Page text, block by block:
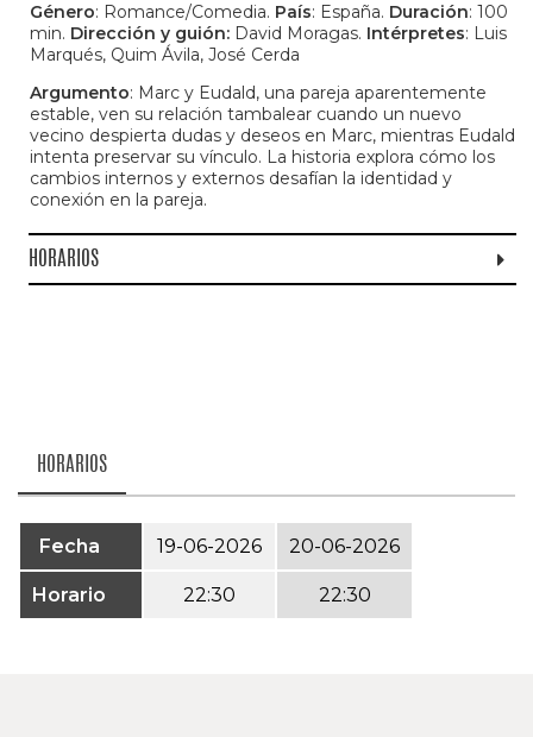
Género: Romance/Comedia. País: España. Duración: 100
min. Dirección y guión: David Moragas. Intérpretes: Luis
Marqués, Quim Ávila, José Cerda
Argumento: Marc y Eudald, una pareja aparentemente
estable, ven su relación tambalear cuando un nuevo
vecino despierta dudas y deseos en Marc, mientras Eudald
intenta preservar su vínculo. La historia explora cómo los
cambios internos y externos desafían la identidad y
conexión en la pareja.
HORARIOS
HORARIOS
Fecha 19-06-2026 20-06-2026
Horario 22:30 22:30